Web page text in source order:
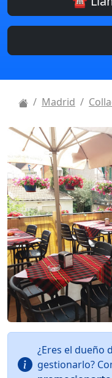
Madrid
¿Eres el dueño
gestionarlo?